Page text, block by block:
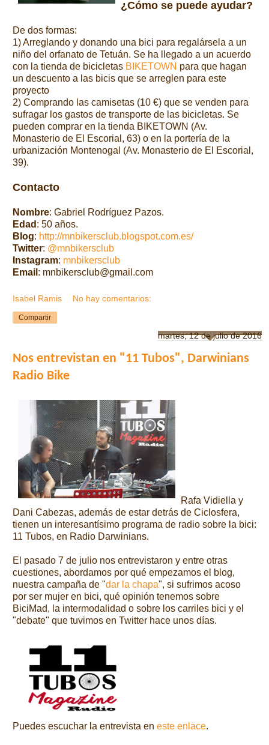
¿Cómo se puede ayudar?
De dos formas:
1) Arreglando y donando una bici para regalársela a un
niño del orfanato de Tetuán. Se ha llegado a un acuerdo
con la tienda de bicicletas BIKETOWN para que hagan
un descuento a las bicis que se arreglen para este
proyecto
2) Comprando las camisetas (10 €) que se venden para
sufragar los gastos de transporte de las bicicletas. Se
pueden comprar en la tienda BIKETOWN (Av.
Monasterio de El Escorial, 63) o en la portería de la
urbanización Montenogal (Av. Monasterio de El Escorial,
39).
Contacto
Nombre: Gabriel Rodríguez Pazos.
Edad : 50 años.
Blog: http://mnbikersclub.blogspot.com.es/
Twitter: @mnbikersclub
Instagram: mnbikersclub
Email : mnbikersclub@gmail.com
Isabel Ramis No hay comentarios:
Compartir
martes, 12 de julio de 2016
Nos entrevistan en "11 Tubos", Darwinians
Radio Bike
Rafa Vidiella y
Dani Cabezas, además de estar detrás de Ciclosfera,
tienen un interesantísimo programa de radio sobre la bici:
11 Tubos, en Radio Darwinians.
El pasado 7 de julio nos entrevistaron y entre otras
cuestiones, abordamos por qué empezamos el blog,
nuestra campaña de "dar la chapa", si sufrimos acoso
por ser mujer en bici, qué opinión tenemos sobre
BiciMad, la intermodalidad o sobre los carriles bici y el
"debate" que tuvimos en Twitter hace unos días.
Puedes escuchar la entrevista en este enlace.